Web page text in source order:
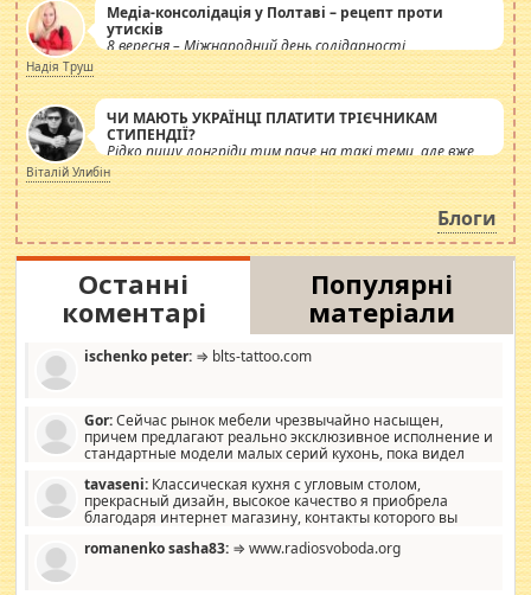
Медіа-консолідація у Полтаві – рецепт проти
утисків
8 вересня – Міжнародний день солідарності
журналістів.
Надія Труш
ЧИ МАЮТЬ УКРАЇНЦІ ПЛАТИТИ ТРІЄЧНИКАМ
СТИПЕНДІЇ?
Рідко пишу лонгріди тим паче на такі теми, але вже
просто дістало! Обурюють сьогоднішні інсенуації
навколо стипендіального питання. Штучно
роздувається ще одна соціальна катастрофа.
Віталій Улибін
Блоги
Останні
коментарі
Популярні
матеріали
ischenko peter: ⇒ blts-tattoo.com
Gor:Сейчас рынок мебели чрезвычайно насыщен,
причем предлагают реально эксклюзивное исполнение и
стандартные модели малых серий кухонь, пока видел
стандартные формы, в MebelOk, креативненько и что главное -
со вкусом все в порядке, без ненужных наворотов удорожающих
мебель, а это не последний фактор.
tavaseni: Классическая кухня с угловым столом,
прекрасный дизайн, высокое качество я приобрела
благодаря интернет магазину, контакты которого вы
romanenko sasha83: ⇒ www.radiosvoboda.org